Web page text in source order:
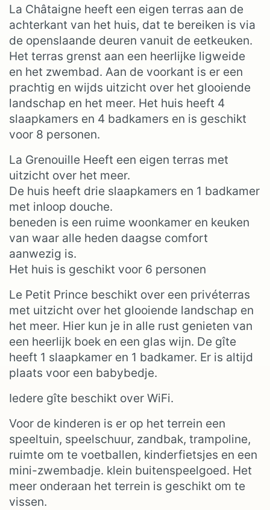
La Châtaigne heeft een eigen terras aan de
achterkant van het huis, dat te bereiken is via
de openslaande deuren vanuit de eetkeuken.
Het terras grenst aan een heerlijke ligweide
en het zwembad. Aan de voorkant is er een
prachtig en wijds uitzicht over het glooiende
landschap en het meer. Het huis heeft 4
slaapkamers en 4 badkamers en is geschikt
voor 8 personen.
La Grenouille Heeft een eigen terras met
uitzicht over het meer.
De huis heeft drie slaapkamers en 1 badkamer
met inloop douche.
beneden is een ruime woonkamer en keuken
van waar alle heden daagse comfort
aanwezig is.
Het huis is geschikt voor 6 personen
Le Petit Prince beschikt over een privéterras
met uitzicht over het glooiende landschap en
het meer. Hier kun je in alle rust genieten van
een heerlijk boek en een glas wijn. De gîte
heeft 1 slaapkamer en 1 badkamer. Er is altijd
plaats voor een babybedje.
Iedere gîte beschikt over WiFi.
Voor de kinderen is er op het terrein een
speeltuin, speelschuur, zandbak, trampoline,
ruimte om te voetballen, kinderfietsjes en een
mini-zwembadje. klein buitenspeelgoed. Het
meer onderaan het terrein is geschikt om te
vissen.